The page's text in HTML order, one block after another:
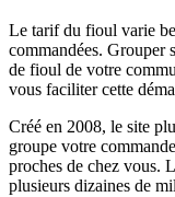
Le tarif du fioul varie
commandées. Grouper
de fioul de votre
vous faciliter cette
Créé en 2008, le site
groupe votre
proches de chez vous.
plusieurs dizaines de